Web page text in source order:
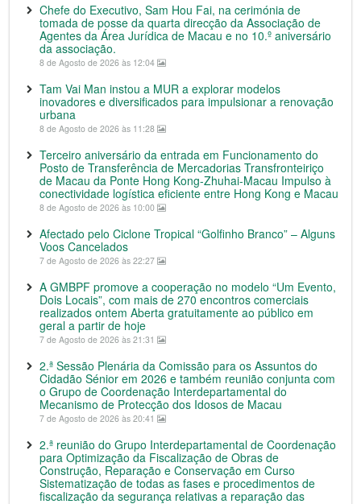
Chefe do Executivo, Sam Hou Fai, na cerimónia de
tomada de posse da quarta direcção da Associação de
Agentes da Área Jurídica de Macau e no 10.º aniversário
da associação.
8 de Agosto de 2026 às 12:04
Tam Vai Man instou a MUR a explorar modelos
inovadores e diversificados para impulsionar a renovação
urbana
8 de Agosto de 2026 às 11:28
Terceiro aniversário da entrada em Funcionamento do
Posto de Transferência de Mercadorias Transfronteiriço
de Macau da Ponte Hong Kong-Zhuhai-Macau Impulso à
conectividade logística eficiente entre Hong Kong e Macau
8 de Agosto de 2026 às 10:00
Afectado pelo Ciclone Tropical “Golfinho Branco” – Alguns
Voos Cancelados
7 de Agosto de 2026 às 22:27
A GMBPF promove a cooperação no modelo “Um Evento,
Dois Locais”, com mais de 270 encontros comerciais
realizados ontem Aberta gratuitamente ao público em
geral a partir de hoje
7 de Agosto de 2026 às 21:31
2.ª Sessão Plenária da Comissão para os Assuntos do
Cidadão Sénior em 2026 e também reunião conjunta com
o Grupo de Coordenação Interdepartamental do
Mecanismo de Protecção dos Idosos de Macau
7 de Agosto de 2026 às 20:41
2.ª reunião do Grupo Interdepartamental de Coordenação
para Optimização da Fiscalização de Obras de
Construção, Reparação e Conservação em Curso
Sistematização de todas as fases e procedimentos de
fiscalização da segurança relativas a reparação das